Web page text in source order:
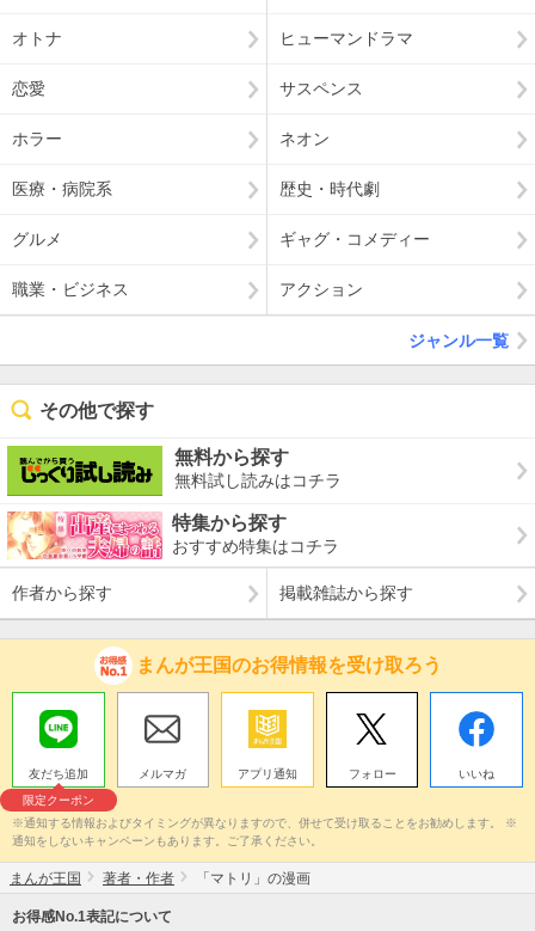
オトナ ヒューマンドラマ
恋愛 サスペンス
ホラー ネオン
医療・病院系 歴史・時代劇
グルメ ギャグ・コメディー
職業・ビジネス アクション
ジャンル一覧
その他で探す
無料から探す
無料試し読みはコチラ
特集から探す
おすすめ特集はコチラ
作者から探す 掲載雑誌から探す
まんが王国のお得情報を受け取ろう
友だち追加
限定クーポン
メルマガ アプリ通知 フォロー いいね
※通知する情報およびタイミングが異なりますので、併せて受け取ることをお勧めします。 ※
通知をしないキャンペーンもあります。ご了承ください。
まんが王国 著者・作者 「マトリ」の漫画
お得感No.1表記について